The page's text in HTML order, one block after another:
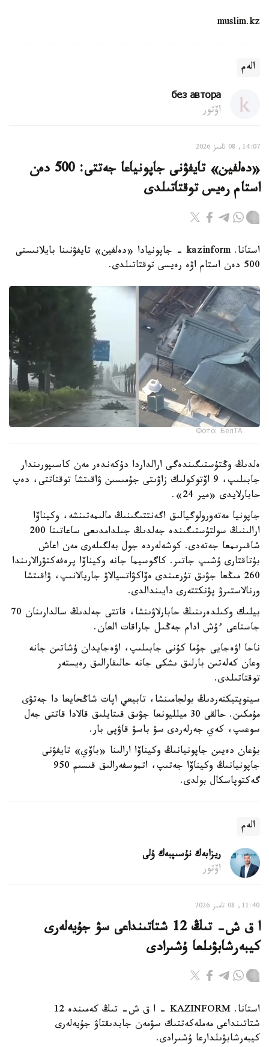
muslim.kz
الەم
без автора
اۆتور
14:07, 08 تامىز 2026
«دەلفين» تايفۋنى جاپونياعا جەتتى: 500 دەن
استام رەيس توقتاتىلدى
استانا. kazinform - جاپونيادا «دەلفين» تايفۋنىنا بايلانىستى
500 دەن استام اۋە رەيسى توقتاتىلدى.
Фото: БелТА
ەلدىڭ وڭتۇستىگىندەگى ارالداردا دۇكەندەر مەن كاسىپورىندار
جابىلىپ، 9 اۆتوكولىك زاۋىتى جۇمىسىن ۋاقىتشا توقتاتتى، دەپ
حابارلايدى «مير 24».
جاپونيا مەتەورولوگيالىق اگەنتتىگىنىڭ مالىمەتىنشە، وكيناۆا
ارالىنىڭ سولتۇستىگىندە جەلدىڭ جىلدامدىعى ساعاتىنا 200
شاقىرىمعا جەتەدى. كوشەلەردە جول بەلگىلەرى مەن اعاش
بۇتاقتارى ۇشىپ جاتىر. كاگوسيما جانە وكيناۆا پرەفەكتۋرالارىندا
260 مىڭعا جۋىق تۇرعىندى ەۆاكۋاتسيالاۋ جاريالانىپ، ۋاقىتشا
ورنالاستىرۋ پۋنكتتەرى دايىندالدى.
بيلىك وكىلدەرىنىڭ حابارلاۋىنشا، قاتتى جەلدىڭ سالدارىنان 70
جاستاعى ءۇش ادام جەڭىل جاراقات العان.
ناحا اۋەجايى جۇما كۇنى جابىلىپ، اۋەجايدان ۇشاتىن جانە
وعان كەلەتىن بارلىق ىشكى جانە حالىقارالىق رەيستەر
توقتاتىلدى.
سينوپتيكتەردىڭ بولجامىنشا، تابيعي اپات شاڭحايعا دا جەتۋى
مۇمكىن. حالقى 30 ميلليونعا جۋىق قىتايلىق قالادا قاتتى جەل
سوعىپ، كەي جەرلەردى سۋ باسۋ قاۋپى بار.
بۇعان دەيىن جاپونيانىڭ وكيناۆا ارالىنا «باۆي» تايفۋنى
جاپونيانىڭ وكيناۆا جەتىپ، اتموسفەرالىق قىسىم 950
گەكتوپاسكال بولدى.
الەم
ريزابەك نۇسىپبەك ۇلى
اۆتور
11:40, 08 تامىز 2026
ا ق ش- تىڭ 12 شتاتىنداعى سۋ جۇيەلەرى
كيبەرشابۋىلعا ۇشىرادى
استانا. KAZINFORM – ا ق ش- تىڭ كەمىندە 12
شتاتىنداعى مەملەكەتتىك سۋمەن جابدىقتاۋ جۇيەلەرى
كيبەرشابۋىلدارعا ۇشىرادى.